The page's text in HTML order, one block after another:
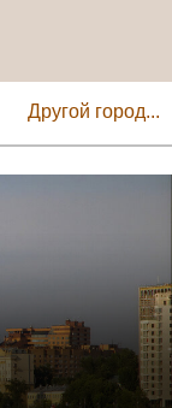
Другой город...